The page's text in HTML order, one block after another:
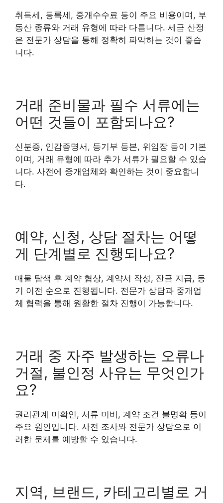
취득세, 등록세, 중개수수료 등이 주요 비용이며, 부
동산 종류와 거래 유형에 따라 다릅니다. 세금 산정
은 전문가 상담을 통해 정확히 파악하는 것이 좋습
니다.
거래 준비물과 필수 서류에는
어떤 것들이 포함되나요?
신분증, 인감증명서, 등기부 등본, 위임장 등이 기본
이며, 거래 유형에 따라 추가 서류가 필요할 수 있습
니다. 사전에 중개업체와 확인하는 것이 중요합니
다.
예약, 신청, 상담 절차는 어떻
게 단계별로 진행되나요?
매물 탐색 후 계약 협상, 계약서 작성, 잔금 지급, 등
기 이전 순으로 진행됩니다. 전문가 상담과 중개업
체 협력을 통해 원활한 절차 진행이 가능합니다.
거래 중 자주 발생하는 오류나
거절, 불인정 사유는 무엇인가
요?
권리관계 미확인, 서류 미비, 계약 조건 불명확 등이
주요 원인입니다. 사전 조사와 전문가 상담으로 이
러한 문제를 예방할 수 있습니다.
지역, 브랜드, 카테고리별로 거